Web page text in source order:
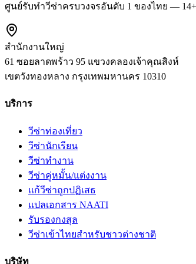
ศูนย์รับทำวีซ่าครบวงจรอันดับ 1 ของไทย — 14+ ปี
สำนักงานใหญ่
61 ซอยลาดพร้าว 95 แขวงคลองเจ้าคุณสิงห์
เขตวังทองหลาง กรุงเทพมหานคร 10310
บริการ
วีซ่าท่องเที่ยว
วีซ่านักเรียน
วีซ่าทำงาน
วีซ่าคู่หมั้น/แต่งงาน
แก้วีซ่าถูกปฏิเสธ
แปลเอกสาร NAATI
รับรองกงสุล
วีซ่าเข้าไทยสำหรับชาวต่างชาติ
บริษัท